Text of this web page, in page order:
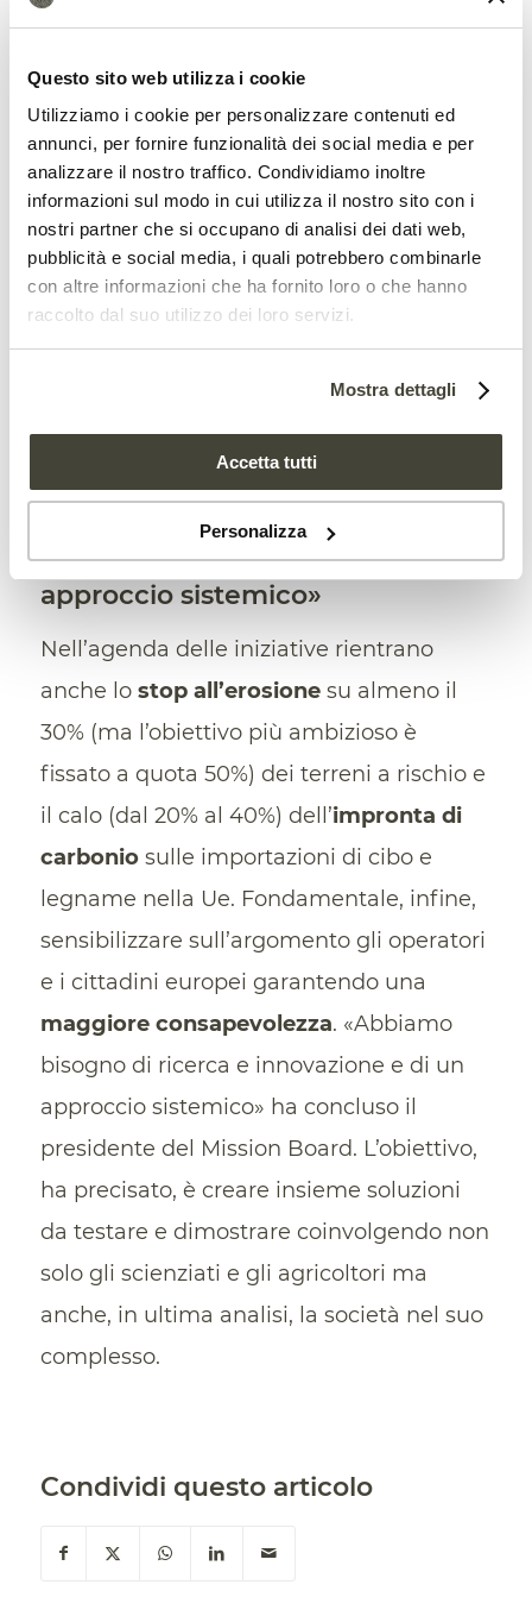
Questo sito web utilizza i cookie
Utilizziamo i cookie per personalizzare contenuti ed
annunci, per fornire funzionalità dei social media e per
analizzare il nostro traffico. Condividiamo inoltre
informazioni sul modo in cui utilizza il nostro sito con i
nostri partner che si occupano di analisi dei dati web,
pubblicità e social media, i quali potrebbero combinarle
con altre informazioni che ha fornito loro o che hanno
raccolto dal suo utilizzo dei loro servizi.
Mostra dettagli
Accetta tutti
Personalizza
Oltre ad abbassare significativamente il
rischio di degrado causato
dall’eutrofizzazione e dall’utilizzo di
pesticidi e altri prodotti similari per una
quota aggiuntiva di suolo compresa tra il
5% e il 25% del totale.
Agricoltura, ecco il decalogo per
farla tornare ad essere amica della
«Ricerca, innovazione e
approccio sistemico»
Nell’agenda delle iniziative rientrano
anche lo stop all’erosionesu almeno il
30% (ma l’obiettivo più ambizioso è
fissato a quota 50%) dei terreni a rischio e
il calo (dal 20% al 40%) dell’impronta di
carboniosulle importazioni di cibo e
legname nella Ue. Fondamentale, infine,
sensibilizzare sull’argomento gli operatori
e i cittadini europei garantendo una
maggiore consapevolezza. «Abbiamo
bisogno di ricerca e innovazione e di un
approccio sistemico» ha concluso il
presidente del Mission Board. L’obiettivo,
ha precisato, è creare insieme soluzioni
da testare e dimostrare coinvolgendo non
solo gli scienziati e gli agricoltori ma
anche, in ultima analisi, la società nel suo
complesso.
Condividi questo articolo